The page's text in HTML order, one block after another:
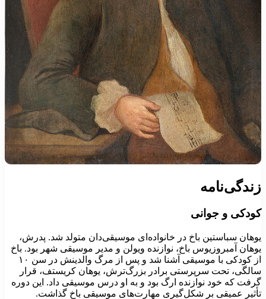
و جوانی
سباستین باخ در خانواده‌ای موسیقی‌دان متولد شد. پدرش،
آمبروزیوس باخ، نوازنده ویولن و مدیر موسیقی شهر بود. باخ
از کودکی با موسیقی آشنا شد و پس از مرگ والدینش در سن ۱۰
تحت سرپرستی برادر بزرگ‌ترش، یوهان کریستف، قرار
که خود نوازنده ارگ بود و به او درس موسیقی داد. این دوره
عمیقی بر شکل‌گیری مهارت‌های موسیقی باخ گذاشت.